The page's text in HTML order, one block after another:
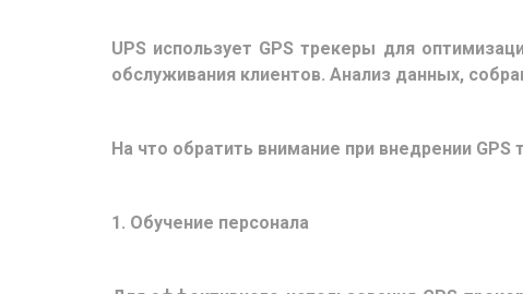
UPS использует GPS трекеры для
обслуживания клиентов. Анализ данных,
На что обратить внимание при внедрении GPS
1. Обучение персонала